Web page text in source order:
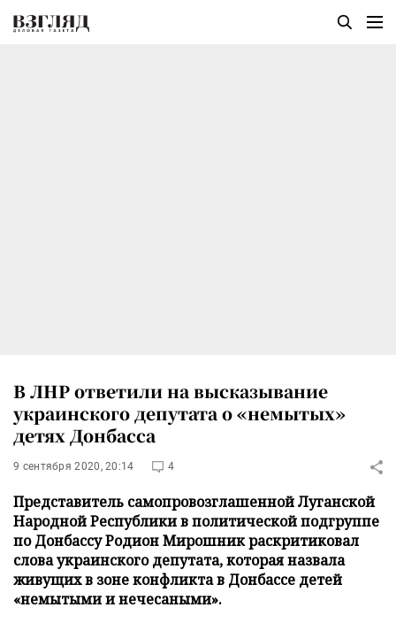
В ЛНР ответили на высказывание
украинского депутата о «немытых»
детях Донбасса
9 сентября 2020, 20:14 4
Представитель самопровозглашенной Луганской
Народной Республики в политической подгруппе
по Донбассу Родион Мирошник раскритиковал
слова украинского депутата, которая назвала
живущих в зоне конфликта в Донбассе детей
«немытыми и нечесаными».